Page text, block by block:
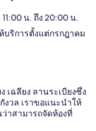
น. ถึง 20:00 น.
บริการตั้งแต่กรกฎาคม
เฉลียง ลานระเบียงซึ่ง
งวล เราขอแนะนำให้
าสามารถจัดห้องที่